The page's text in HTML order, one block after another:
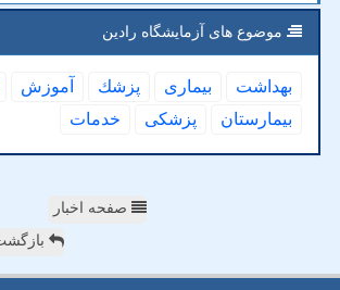
موضوع های آزمایشگاه رادین
بهداشت بیماری پزشك آموزش
بیمارستان
پزشكی خدمات
صفحه اخبار